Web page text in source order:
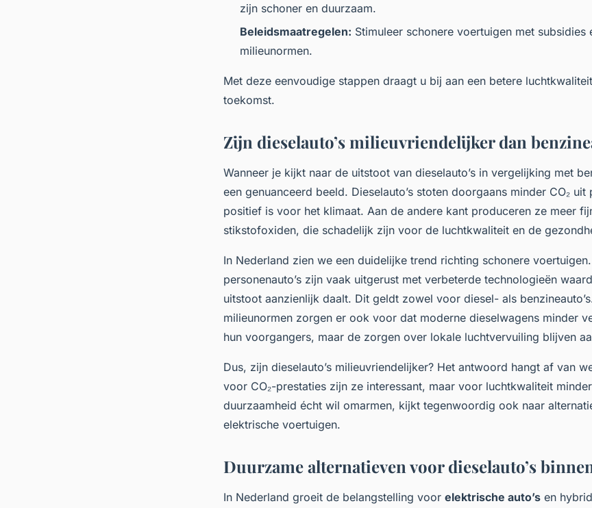
zijn schoner en duurzaam.
Beleidsmaatregelen: Stimuleer schonere voertuigen met subsidies
milieunormen.
Met deze eenvoudige stappen draagt u bij aan een betere
toekomst.
Zijn dieselauto’s milieuvriendelijker dan
Wanneer je kijkt naar de uitstoot van dieselauto’s in vergelijking met
een genuanceerd beeld. Dieselauto’s stoten doorgaans minder CO₂
positief is voor het klimaat. Aan de andere kant produceren ze meer
stikstofoxiden, die schadelijk zijn voor de luchtkwaliteit en de
In Nederland zien we een duidelijke trend richting schonere
personenauto’s zijn vaak uitgerust met verbeterde technologieën
uitstoot aanzienlijk daalt. Dit geldt zowel voor diesel- als
milieunormen zorgen er ook voor dat moderne dieselwagens minder
hun voorgangers, maar de zorgen over lokale luchtvervuiling blijven
Dus, zijn dieselauto’s milieuvriendelijker? Het antwoord hangt af van
voor CO₂-prestaties zijn ze interessant, maar voor luchtkwaliteit
duurzaamheid écht wil omarmen, kijkt tegenwoordig ook naar
elektrische voertuigen.
Duurzame alternatieven voor dieselauto’s
In Nederland groeit de belangstelling voor elektrische auto’s en